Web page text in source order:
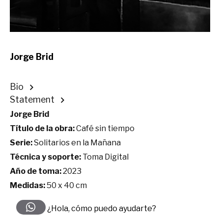
Jorge Brid
Bio
Statement
Jorge Brid
Título de la obra:Café sin tiempo
Serie:Solitarios en la Mañana
Técnica y soporte: Toma Digital
Año de toma:2023
Medidas:50 x 40 cm
¿Hola, cómo puedo ayudarte?